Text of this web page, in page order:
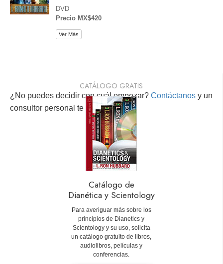
DVD
Precio MX$420
Ver Más
¿No puedes decidir con cuál empezar? Contáctanos y un
consultor personal te ayudará.
CATÁLOGO GRATIS
Catálogo de
Dianética y Scientology
Para averiguar más sobre los
principios de Dianetics y
Scientology y su uso, solicita
un catálogo gratuito de libros,
audiolibros, películas y
conferencias.